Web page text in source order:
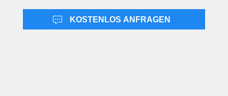
eines Video-Call-Systems sein, während Telefonanlagen
im lokalen Netzwerk stärker auf klassische Telefonie und
KOSTENLOS ANFRAGEN